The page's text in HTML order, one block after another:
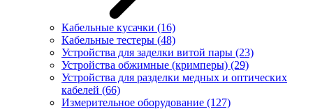
Кабельные кусачки (16)
Кабельные тестеры (48)
Устройства для заделки витой пары (23)
Устройства обжимные (кримперы) (29)
Устройства для разделки медных и оптических
кабелей (66)
Измерительное оборудование (127)